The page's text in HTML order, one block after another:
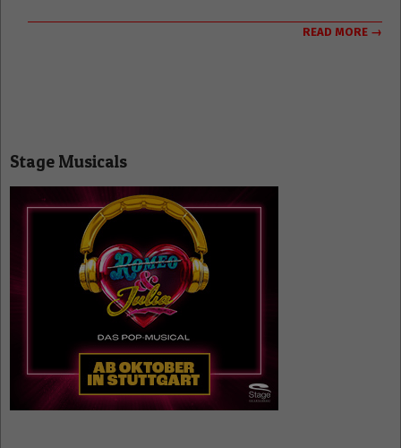
READ MORE →
Stage Musicals